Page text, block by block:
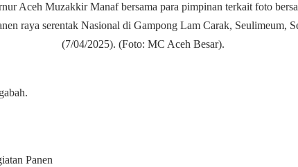
Aceh Muzakkir Manaf bersama para pimpinan terkait foto
raya serentak Nasional di Gampong Lam Carak, Seulimeum,
(7/04/2025). (Foto: MC Aceh Besar).
Panen